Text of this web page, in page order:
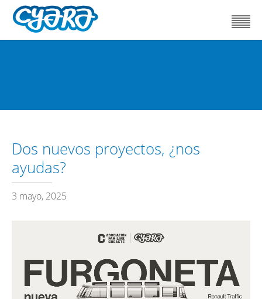
Dos nuevos proyectos, ¿nos
ayudas?
3 mayo, 2025